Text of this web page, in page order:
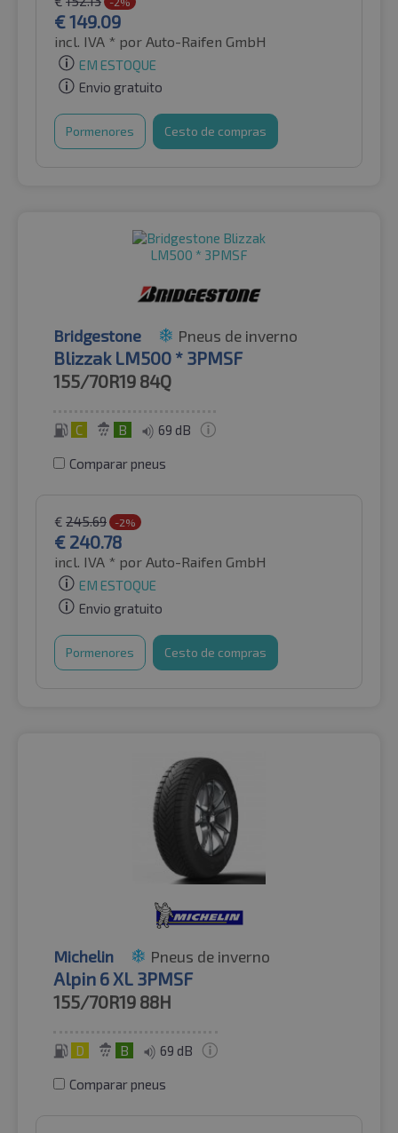
€149.09
incl. IVA * por Auto-Raifen GmbH
EM ESTOQUE
Envio gratuito
Pormenores Cesto de compras
Bridgestone Pneus de inverno
Blizzak LM500 * 3PMSF
155/70R19 84Q
C B 69 dB
Comparar pneus
€ 245.69 -2%
€ 240.78
incl. IVA * por Auto-Raifen GmbH
EM ESTOQUE
Envio gratuito
Pormenores Cesto de compras
Michelin Pneus de inverno
Alpin 6 XL 3PMSF
155/70R19 88H
D B 69 dB
Comparar pneus